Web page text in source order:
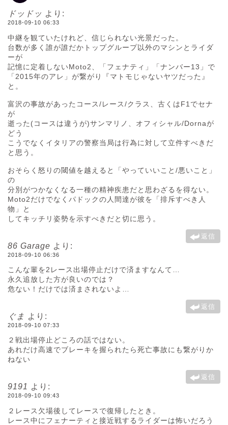
ドッドッ より:
2018-09-10 06:33
中継を観ていたけれど、信じられない光景だった。
台数が多く誰が誰だかトップグループ以外のマシンとライダ
ーが
記憶に定着しないMoto2、「フェナティ」「ナンバー13」で
「2015年のアレ」が繋がり『マトモじゃないヤツだった』
と。
富沢の事故があったコース/レース/クラス、古くはF1でセナ
が
逝った(コースは違うが)サンマリノ、オフィシャル/Dornaが
どう
こうでなくイタリアの警察当局は行為に対して立件すべきだ
と思う。
おそらく怒りの閾値を越えると「やっていいこと/悪いこと」
の
分別がつかなくなる一種の精神疾患だと思わざるを得ない。
Moto2だけでなくパドックの人間達が彼を「排斥すべき人
物」と
してキッチリ姿勢を示すべきだと切に思う。
返信
86 Garage より:
2018-09-10 06:36
こんな輩を2レース出場停止だけで済ますなんて…
永久追放した方が良いのでは？
危ない！だけでは済まされないよ…
返信
ぐま より:
2018-09-10 07:33
２戦出場停止どころの話ではない。
あれだけ高速でブレーキを握られたら死亡事故にも繋がりか
ねない
返信
9191 より:
2018-09-10 09:43
２レース欠場後してレースで復帰したとき。
レース中にフェナーティと接近戦するライダーは怖いだろう